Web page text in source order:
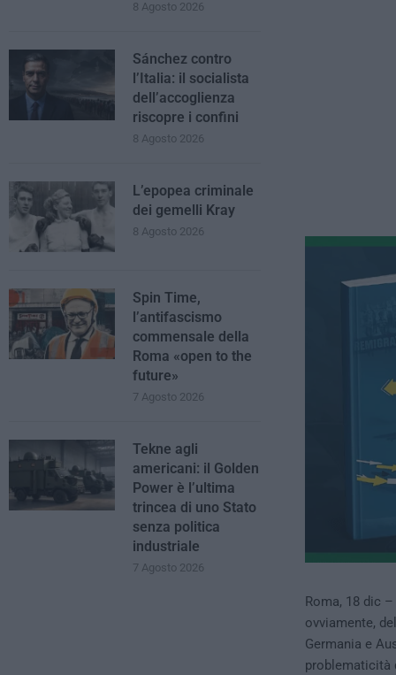
Roma, 18 dic
ovviamente,
Germania e
problematicità
8 Agosto 2026
Sánchez contro
l’Italia: il socialista
dell’accoglienza
riscopre i confini
8 Agosto 2026
L’epopea criminale
dei gemelli Kray
8 Agosto 2026
Spin Time,
l’antifascismo
commensale della
Roma «open to the
future»
7 Agosto 2026
Tekne agli
americani: il Golden
Power è l’ultima
trincea di uno Stato
senza politica
industriale
7 Agosto 2026